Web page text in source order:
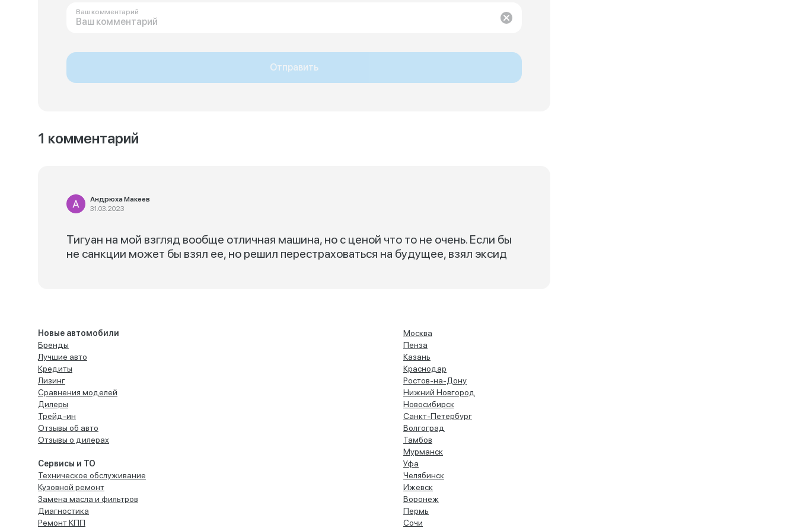
Ваш комментарий
Отправить
1 комментарий
Андрюха Макеев
31.03.2023
Тигуан на мой взгляд вообще отличная машина, но с ценой что то не очень. Если бы
не санкции может бы взял ее, но решил перестраховаться на будущее, взял эксид
Новые автомобили
Бренды
Лучшие авто
Кредиты
Лизинг
Сравнения моделей
Дилеры
Трейд-ин
Отзывы об авто
Отзывы о дилерах
Сервисы и ТО
Техническое обслуживание
Кузовной ремонт
Замена масла и фильтров
Диагностика
Ремонт КПП
Москва
Пенза
Казань
Краснодар
Ростов-на-Дону
Нижний Новгород
Новосибирск
Санкт-Петербург
Волгоград
Тамбов
Мурманск
Уфа
Челябинск
Ижевск
Воронеж
Пермь
Сочи